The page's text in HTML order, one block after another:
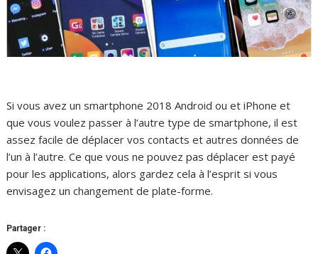
Si vous avez un smartphone 2018 Android ou et iPhone et
que vous voulez passer à l’autre type de smartphone, il est
assez facile de déplacer vos contacts et autres données de
l’un à l’autre. Ce que vous ne pouvez pas déplacer est payé
pour les applications, alors gardez cela à l’esprit si vous
envisagez un changement de plate-forme.
Partager :